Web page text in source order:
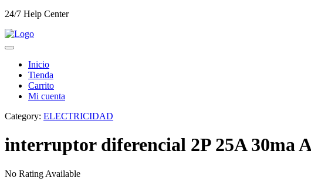
24/7 Help Center
Inicio
Tienda
Carrito
Mi cuenta
Category: ELECTRICIDAD
interruptor diferencial 2P 25A 30ma
No Rating Available